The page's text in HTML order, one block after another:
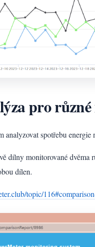
pro
analyzovat spotřebu
dílny monitorované
dílen.
topic/